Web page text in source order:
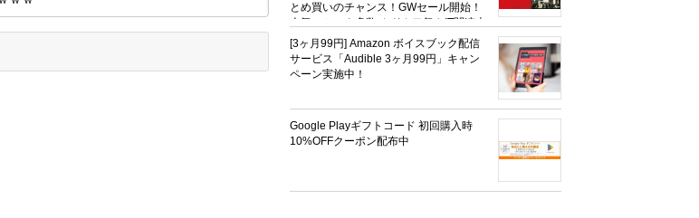
とめ買いのチャンス！GWセール開始！
人気コミック多数 カドカワ祭やIT関連本
がセールに！
[3ヶ月99円] Amazon ボイスブック配信
サービス「Audible 3ヶ月99円」キャン
ペーン実施中！
Google Playギフトコード 初回購入時
10%OFFクーポン配布中